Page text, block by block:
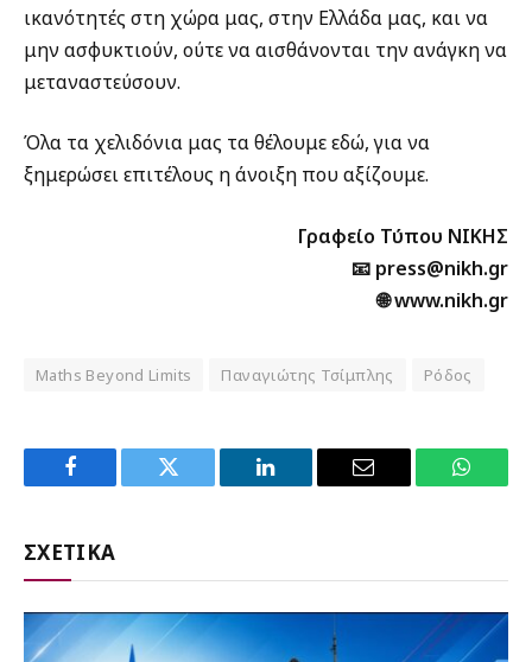
ικανότητές στη χώρα μας, στην Ελλάδα μας, και να
μην ασφυκτιούν, ούτε να αισθάνονται την ανάγκη να
μεταναστεύσουν.
Όλα τα χελιδόνια μας τα θέλουμε εδώ, για να
ξημερώσει επιτέλους η άνοιξη που αξίζουμε.
Γραφείο Τύπου ΝΙΚΗΣ
📧 press@nikh.gr
🌐 www.nikh.gr
Maths Beyond Limits Παναγιώτης Τσίμπλης Ρόδος
Facebook Twitter LinkedIn Email
ΣΧΕΤΙΚΑ